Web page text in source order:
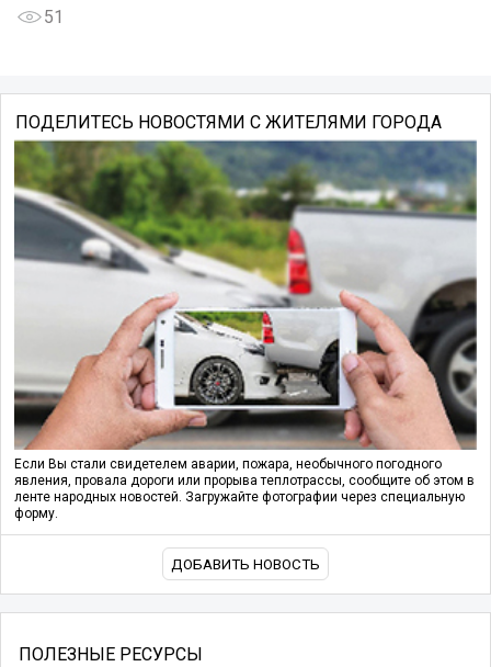
51
ПОДЕЛИТЕСЬ НОВОСТЯМИ С ЖИТЕЛЯМИ ГОРОДА
Если Вы стали свидетелем аварии, пожара, необычного погодного
явления, провала дороги или прорыва теплотрассы, сообщите об этом в
ленте народных новостей. Загружайте фотографии через специальную
форму.
ДОБАВИТЬ НОВОСТЬ
ПОЛЕЗНЫЕ РЕСУРСЫ